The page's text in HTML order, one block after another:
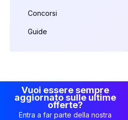
Concorsi
Guide
Vuoi essere sempre
aggiornato sulle ultime
offerte?
Entra a far parte della nostra